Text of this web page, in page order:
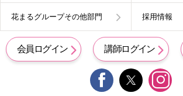
花まるグループその他部門 採用情報
会員ログイン 講師ログイン
 